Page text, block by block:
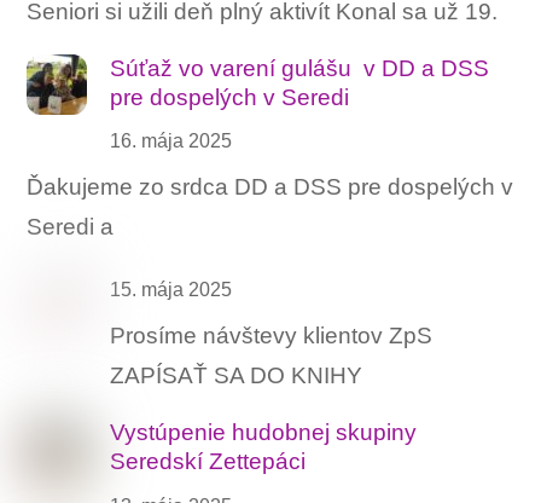
Seniori si užili deň plný aktivít Konal sa už 19.
Súťaž vo varení gulášu ‍ v DD a DSS
pre dospelých v Seredi
16. mája 2025
Ďakujeme zo srdca DD a DSS pre dospelých v
Seredi a
15. mája 2025
Prosíme návštevy klientov ZpS
ZAPÍSAŤ SA DO KNIHY
Vystúpenie hudobnej skupiny
Seredskí Zettepáci